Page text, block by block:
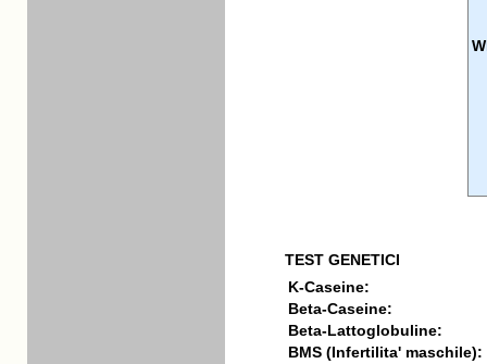
TEST GENETICI
K-Caseine:
Beta-Caseine:
Beta-Lattoglobuline:
BMS (Infertilita' maschile):